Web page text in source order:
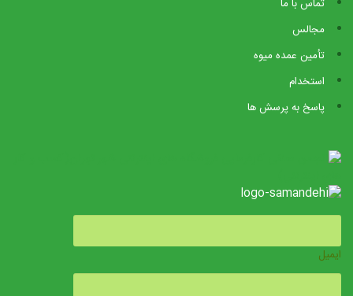
تماس با ما
مجالس
تأمین عمده میوه
استخدام
پاسخ به پرسش ها
ایمیل